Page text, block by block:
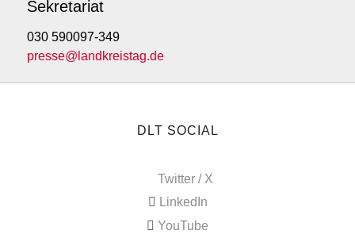
Sekretariat
030 590097-349
presse@landkreistag.de
DLT SOCIAL
Twitter / X
LinkedIn
YouTube